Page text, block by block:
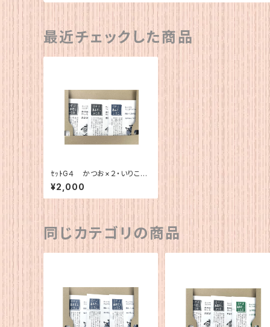
最近チェックした商品
ｾｯﾄG４ かつお×２・いりこ×
１
¥2,000
同じカテゴリの商品